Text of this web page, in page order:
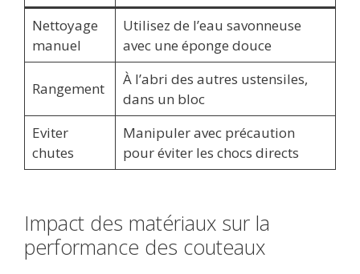
Nettoyage
manuel
Utilisez de l’eau savonneuse
avec une éponge douce
Rangement
À l’abri des autres ustensiles,
dans un bloc
Eviter
chutes
Manipuler avec précaution
pour éviter les chocs directs
Impact des matériaux sur la
performance des couteaux